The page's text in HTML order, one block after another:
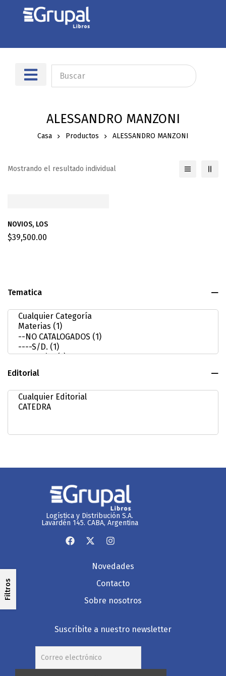
ALESSANDRO MANZONI
Casa Productos ALESSANDRO MANZONI
Tematica
Editorial
Filtros
Mostrando el resultado individual
NOVIOS, LOS
$39,500.00
Logística y Distribución S.A.
Lavardén 145. CABA, Argentina
Novedades
Contacto
Sobre nosotros
Suscribite a nuestro newsletter